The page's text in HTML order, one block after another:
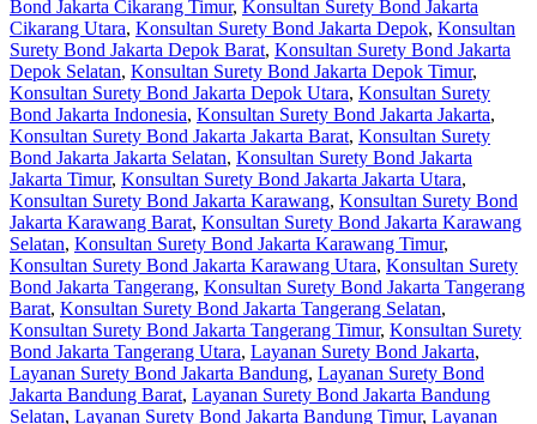
Bond Jakarta Cikarang Timur, Konsultan Surety Bond Jakarta
Cikarang Utara, Konsultan Surety Bond Jakarta Depok, Konsultan
Surety Bond Jakarta Depok Barat, Konsultan Surety Bond Jakarta
Depok Selatan, Konsultan Surety Bond Jakarta Depok Timur,
Konsultan Surety Bond Jakarta Depok Utara, Konsultan Surety
Bond Jakarta Indonesia, Konsultan Surety Bond Jakarta Jakarta,
Konsultan Surety Bond Jakarta Jakarta Barat, Konsultan Surety
Bond Jakarta Jakarta Selatan, Konsultan Surety Bond Jakarta
Jakarta Timur, Konsultan Surety Bond Jakarta Jakarta Utara,
Konsultan Surety Bond Jakarta Karawang, Konsultan Surety Bond
Jakarta Karawang Barat, Konsultan Surety Bond Jakarta Karawang
Selatan, Konsultan Surety Bond Jakarta Karawang Timur,
Konsultan Surety Bond Jakarta Karawang Utara, Konsultan Surety
Bond Jakarta Tangerang, Konsultan Surety Bond Jakarta Tangerang
Barat, Konsultan Surety Bond Jakarta Tangerang Selatan,
Konsultan Surety Bond Jakarta Tangerang Timur, Konsultan Surety
Bond Jakarta Tangerang Utara, Layanan Surety Bond Jakarta,
Layanan Surety Bond Jakarta Bandung, Layanan Surety Bond
Jakarta Bandung Barat, Layanan Surety Bond Jakarta Bandung
Selatan, Layanan Surety Bond Jakarta Bandung Timur, Layanan